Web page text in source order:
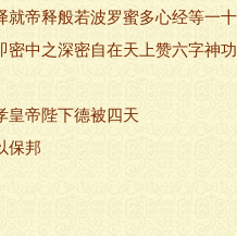
就帝释般若波罗蜜多心经等
密中之深密自在天上赞六字神
皇帝陛下德被四天
保邦